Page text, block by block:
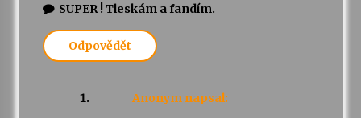
SUPER ! Tleskám a fandím.
Odpovědět
Anonym napsal: